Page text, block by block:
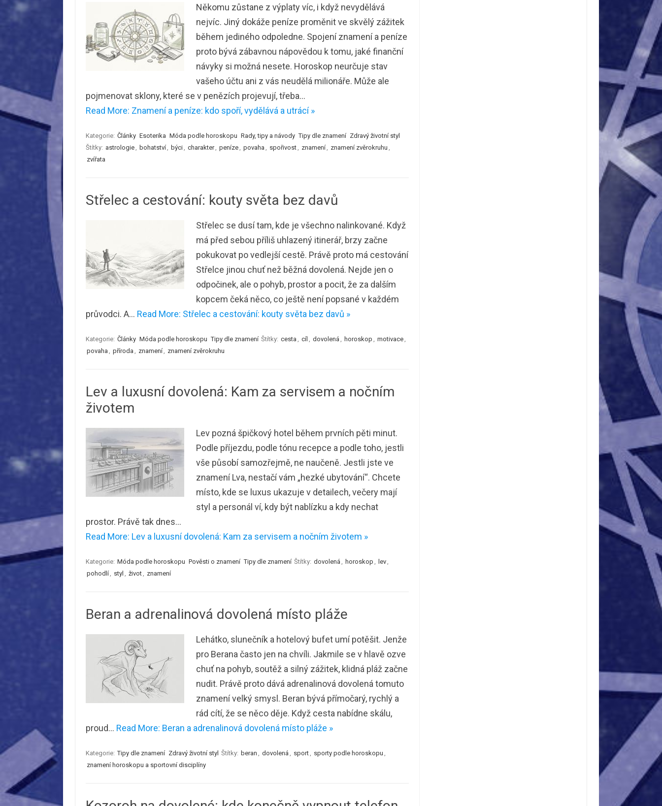
Někomu zůstane z výplaty víc, i když nevydělává
nejvíc. Jiný dokáže peníze proměnit ve skvělý zážitek
během jediného odpoledne. Spojení znamení a peníze
proto bývá zábavnou nápovědou k tomu, jaké finanční
návyky si možná nesete. Horoskop neurčuje stav
vašeho účtu ani z vás neudělá milionáře. Může ale
pojmenovat sklony, které se v penězích projevují, třeba…
Read More: Znamení a peníze: kdo spoří, vydělává a utrácí »
Kategorie: Články Esoterika Móda podle horoskopu Rady, tipy a návody Tipy dle znamení Zdravý životní styl
Štítky: astrologie, bohatství, býci, charakter, peníze, povaha , spořivost, znamení, znamení zvěrokruhu ,
zvířata
Střelec a cestování: kouty světa bez davů
Střelec se dusí tam, kde je všechno nalinkované. Když
má před sebou příliš uhlazený itinerář, brzy začne
pokukovat po vedlejší cestě. Právě proto má cestování
Střelce jinou chuť než běžná dovolená. Nejde jen o
odpočinek, ale o pohyb, prostor a pocit, že za dalším
kopcem čeká něco, co ještě není popsané v každém
průvodci. A… Read More: Střelec a cestování: kouty světa bez davů »
Kategorie: Články Móda podle horoskopu Tipy dle znamení Štítky: cesta , cíl , dovolená , horoskop , motivace,
povaha , příroda , znamení, znamení zvěrokruhu
Lev a luxusní dovolená: Kam za servisem a nočním
životem
Lev pozná špičkový hotel během prvních pěti minut.
Podle příjezdu, podle tónu recepce a podle toho, jestli
vše působí samozřejmě, ne naučeně. Jestli jste ve
znamení Lva, nestačí vám „hezké ubytování“. Chcete
místo, kde se luxus ukazuje v detailech, večery mají
styl a personál ví, kdy být nablízku a kdy nechat
prostor. Právě tak dnes…
Read More: Lev a luxusní dovolená: Kam za servisem a nočním životem »
Kategorie: Móda podle horoskopu Pověsti o znamení Tipy dle znamení Štítky: dovolená , horoskop , lev,
pohodlí, styl , život, znamení
Beran a adrenalinová dovolená místo pláže
Lehátko, slunečník a hotelový bufet umí potěšit. Jenže
pro Berana často jen na chvíli. Jakmile se v hlavě ozve
chuť na pohyb, soutěž a silný zážitek, klidná pláž začne
nudit. Právě proto dává adrenalinová dovolená tomuto
znamení velký smysl. Beran bývá přímočarý, rychlý a
rád cítí, že se něco děje. Když cesta nabídne skálu,
proud… Read More: Beran a adrenalinová dovolená místo pláže »
Kategorie: Tipy dle znamení Zdravý životní styl Štítky: beran , dovolená , sport, sporty podle horoskopu ,
znamení horoskopu a sportovní disciplíny